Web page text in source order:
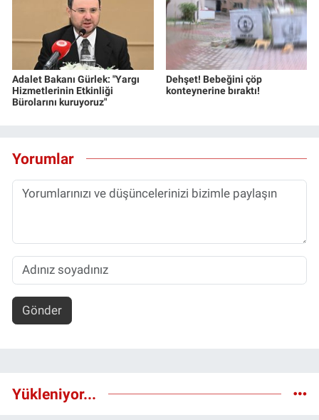
Adalet Bakanı Gürlek: "Yargı
Hizmetlerinin Etkinliği
Bürolarını kuruyoruz"
Dehşet! Bebeğini çöp
konteynerine bıraktı!
Yorumlar
Gönder
Yükleniyor...